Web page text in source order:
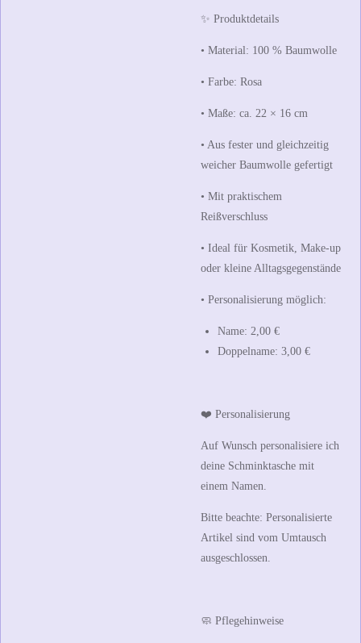
✨ Produktdetails
• Material: 100 % Baumwolle
• Farbe: Rosa
• Maße: ca. 22 × 16 cm
• Aus fester und gleichzeitig
weicher Baumwolle gefertigt
• Mit praktischem
Reißverschluss
• Ideal für Kosmetik, Make-up
oder kleine Alltagsgegenstände
• Personalisierung möglich:
Name: 2,00 €
Doppelname: 3,00 €
❤️ Personalisierung
Auf Wunsch personalisiere ich
deine Schminktasche mit
einem Namen.
Bitte beachte: Personalisierte
Artikel sind vom Umtausch
ausgeschlossen.
🧼 Pflegehinweise